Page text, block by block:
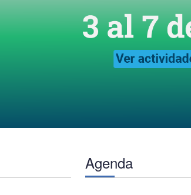
Agenda